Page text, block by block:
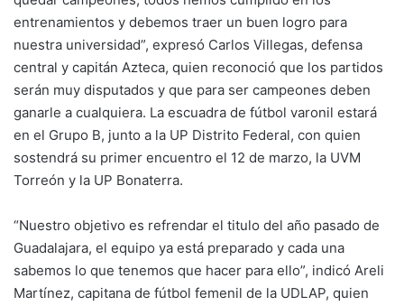
entrenamientos y debemos traer un buen logro para
nuestra universidad”, expresó Carlos Villegas, defensa
central y capitán Azteca, quien reconoció que los partidos
serán muy disputados y que para ser campeones deben
ganarle a cualquiera. La escuadra de fútbol varonil estará
en el Grupo B, junto a la UP Distrito Federal, con quien
sostendrá su primer encuentro el 12 de marzo, la UVM
Torreón y la UP Bonaterra.
“Nuestro objetivo es refrendar el titulo del año pasado de
Guadalajara, el equipo ya está preparado y cada una
sabemos lo que tenemos que hacer para ello”, indicó Areli
Martínez, capitana de fútbol femenil de la UDLAP, quien